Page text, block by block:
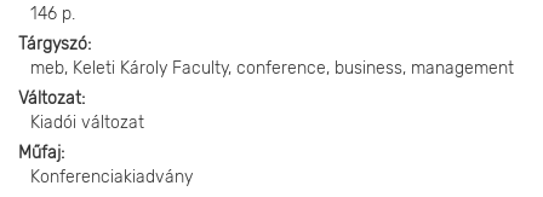
146 p.
Tárgyszó
meb, Keleti Károly Faculty, conference, business, management
Változat
Kiadói változat
Műfaj
Konferenciakiadvány